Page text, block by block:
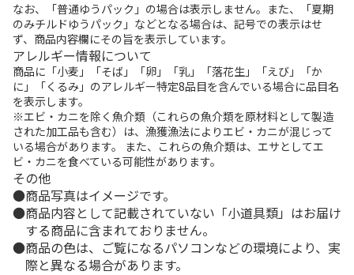
なお、「普通ゆうパック」の場合は表示しません。また、「夏期
のみチルドゆうパック」などとなる場合は、記号での表示はせ
ず、商品内容欄にその旨を表示しています。
アレルギー情報について
商品に「小麦」「そば」「卵」「乳」「落花生」「えび」「か
に」「くるみ」のアレルギー特定8品目を含んでいる場合に品目名
を表示します。
※エビ・カニを除く魚介類（これらの魚介類を原材料として製造
された加工品も含む）は、漁獲漁法によりエビ・カニが混じって
いる場合があります。 また、これらの魚介類は、エサとしてエ
ビ・カニを食べている可能性があります。
その他
商品写真はイメージです。
商品内容として記載されていない「小道具類」はお届け
する商品に含まれておりません。
商品の色は、ご覧になるパソコンなどの環境により、実
際と異なる場合があります。